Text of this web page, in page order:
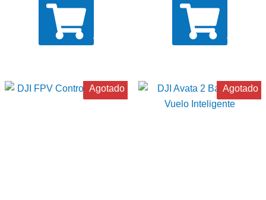
AÑADIR AÑADIR
Agotado Agotado